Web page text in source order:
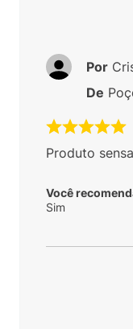
Produto
Você
Sim
Por
De